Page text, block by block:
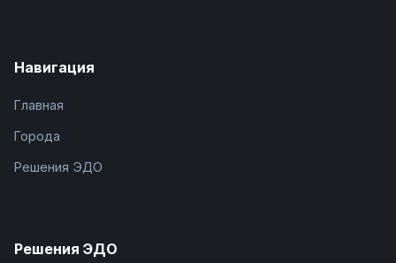
Навигация
Главная
Города
Решения ЭДО
Решения ЭДО